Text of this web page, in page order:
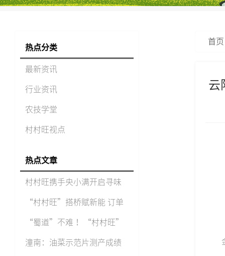
热点分类
最新资讯
行业资讯
农技学堂
村村旺视点
热点文章
村村旺携手央小满开启寻味
重
“村村旺”搭桥赋新能 订单
农
“蜀道”不难 ！“村村旺”
线上“
潼南：油菜示范片测产成绩
首页
云